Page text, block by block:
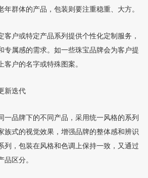
年群体的产品，包装则要注重稳重、大方。
客户或特定产品系列提供个性化定制服务，
专属感的需求。如一些珠宝品牌会为客户提
户的名字或特殊图案。
新迭代
一品牌下的不同产品，采用统一风格的系列
族式的视觉效果，增强品牌的整体感和辨识
列，包装在风格和色调上保持一致，又通过
品区分。